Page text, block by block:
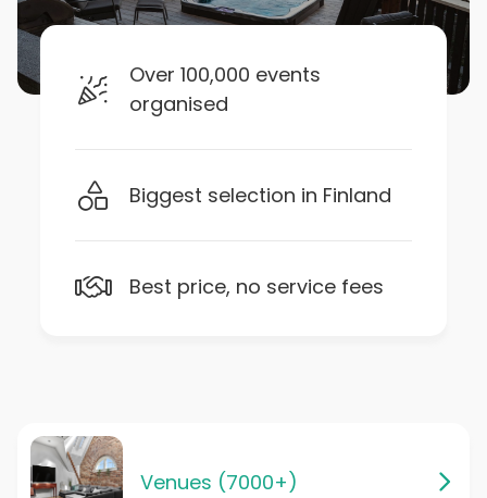
Over 100,000 events
organised
Biggest selection in Finland
Best price, no service fees
Venues (7000+)